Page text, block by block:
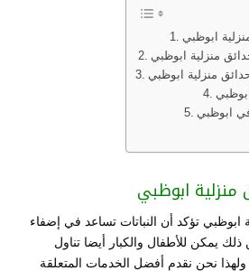
ابوظبي
منزلية ابوظبي
منزلية ابوظبي
ابوظبي
ابوظبي
تؤكد أن النباتات تساعد في إضفاء
يمكن للأطفال والكبار أيضا تناول
ولهذا نحن نقدم أفضل الخدمات المتعلقة